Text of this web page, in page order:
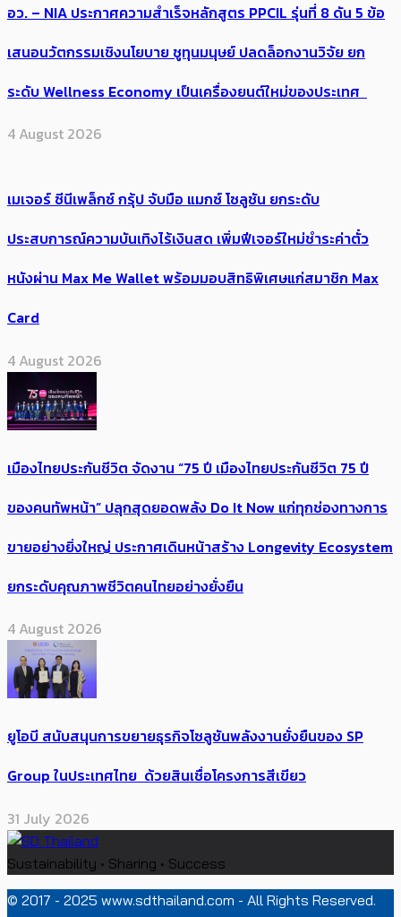
อว. – NIA ประกาศความสำเร็จหลักสูตร PPCIL รุ่นที่ 8 ดัน 5 ข้อ
เสนอนวัตกรรมเชิงนโยบาย ชูทุนมนุษย์ ปลดล็อกงานวิจัย ยก
ระดับ Wellness Economy เป็นเครื่องยนต์ใหม่ของประเทศ
4 August 2026
เมเจอร์ ซีนีเพล็กซ์ กรุ้ป จับมือ แมกซ์ โซลูชัน ยกระดับ
ประสบการณ์ความบันเทิงไร้เงินสด เพิ่มฟีเจอร์ใหม่ชำระค่าตั๋ว
หนังผ่าน Max Me Wallet พร้อมมอบสิทธิพิเศษแก่สมาชิก Max
Card
4 August 2026
เมืองไทยประกันชีวิต จัดงาน “75 ปี เมืองไทยประกันชีวิต 75 ปี
ของคนทัพหน้า” ปลุกสุดยอดพลัง Do It Now แก่ทุกช่องทางการ
ขายอย่างยิ่งใหญ่ ประกาศเดินหน้าสร้าง Longevity Ecosystem
ยกระดับคุณภาพชีวิตคนไทยอย่างยั่งยืน
4 August 2026
ยูโอบี สนับสนุนการขยายธุรกิจโซลูชันพลังงานยั่งยืนของ SP
Group ในประเทศไทย ด้วยสินเชื่อโครงการสีเขียว
31 July 2026
Sustainability • Sharing • Success
© 2017 - 2025 www.sdthailand.com - All Rights Reserved.